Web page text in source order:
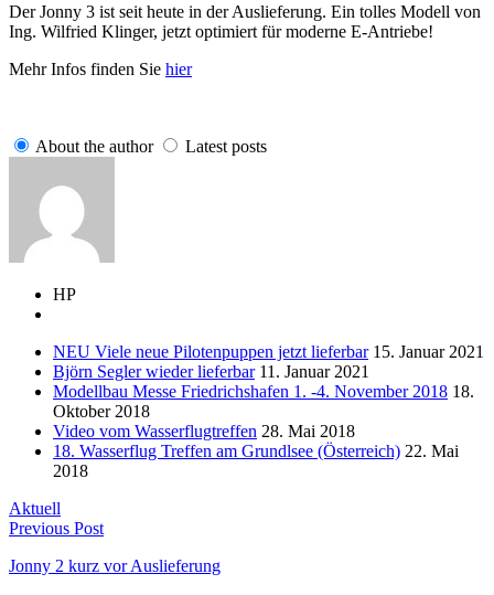
Der Jonny 3 ist seit heute in der Auslieferung. Ein tolles Modell von
Ing. Wilfried Klinger, jetzt optimiert für moderne E-Antriebe!
Mehr Infos finden Sie hier
About the author Latest posts
HP
NEU Viele neue Pilotenpuppen jetzt lieferbar 15. Januar 2021
Björn Segler wieder lieferbar 11. Januar 2021
Modellbau Messe Friedrichshafen 1. -4. November 2018 18.
Oktober 2018
Video vom Wasserflugtreffen 28. Mai 2018
18. Wasserflug Treffen am Grundlsee (Österreich) 22. Mai
2018
Aktuell
Previous Post
Jonny 2 kurz vor Auslieferung